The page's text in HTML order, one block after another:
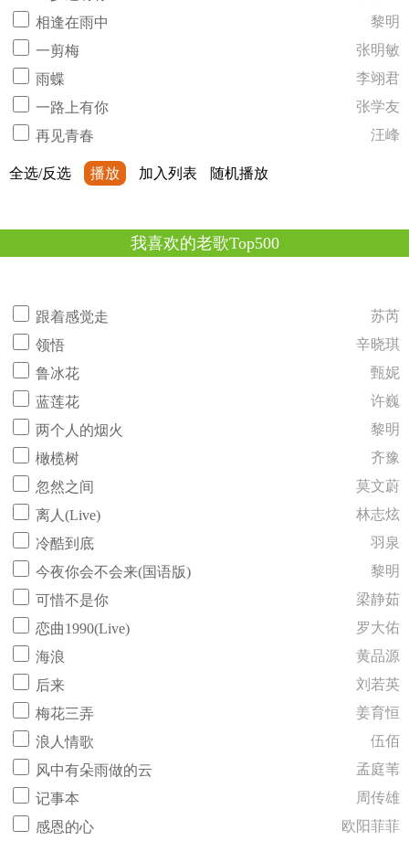
相逢在雨中
黎明
一剪梅
张明敏
雨蝶
李翊君
一路上有你
张学友
再见青春
汪峰
全选/反选 播放 加入列表 随机播放
我喜欢的老歌Top500
跟着感觉走
苏芮
领悟
辛晓琪
鲁冰花
甄妮
蓝莲花
许巍
两个人的烟火
黎明
橄榄树
齐豫
忽然之间
莫文蔚
离人(Live)
林志炫
冷酷到底
羽泉
今夜你会不会来(国语版)
黎明
可惜不是你
梁静茹
恋曲1990(Live)
罗大佑
海浪
黄品源
后来
刘若英
梅花三弄
姜育恒
浪人情歌
伍佰
风中有朵雨做的云
孟庭苇
记事本
周传雄
感恩的心
欧阳菲菲